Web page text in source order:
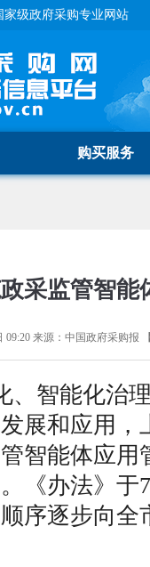
级政府采购专业网站
购买服务
采监管智能
09:20来源： 中国政府采购报
、智能化治
展和应用，
智能体应用
《办法》
序逐步向全